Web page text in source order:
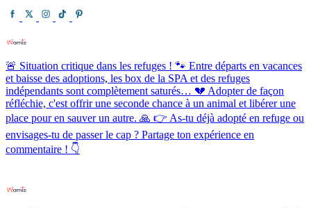
🚨 Situation critique dans les refuges ! 🐾 Entre départs en vacances
et baisse des adoptions, les box de la SPA et des refuges
indépendants sont complètement saturés… 💔 Adopter de façon
réfléchie, c'est offrir une seconde chance à un animal et libérer une
place pour en sauver un autre. 🙏 👉 As-tu déjà adopté en refuge ou
envisages-tu de passer le cap ? Partage ton expérience en
commentaire ! 👇